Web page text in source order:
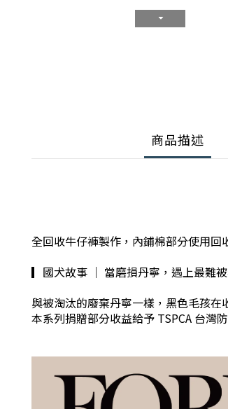
商品描述
全回收牛仔褲製作，內鋪棉部分使用
▎國犬故事 ｜ 當磨損丹寧，遇上最難
與被淘汰的廢棄丹寧一樣，黑色毛孩在
本系列捐贈部分收益給予 TSPCA 台灣